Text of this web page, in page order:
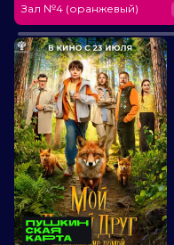
Зал №4 (оранжевый)